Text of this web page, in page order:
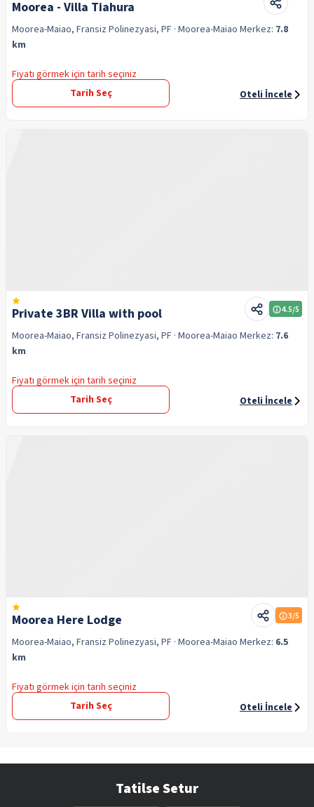
Moorea - Villa Tiahura
Moorea-Maiao, Fransiz Polinezyasi, PF · Moorea-Maiao Merkez: 7.8
km
Fiyatı görmek için tarih seçiniz
Tarih Seç
Oteli İncele
Private 3BR Villa with pool 4.5/5
Moorea-Maiao, Fransiz Polinezyasi, PF · Moorea-Maiao Merkez: 7.6
km
Fiyatı görmek için tarih seçiniz
Tarih Seç
Oteli İncele
Moorea Here Lodge 3/5
Moorea-Maiao, Fransiz Polinezyasi, PF · Moorea-Maiao Merkez: 6.5
km
Fiyatı görmek için tarih seçiniz
Tarih Seç
Oteli İncele
Tatilse Setur